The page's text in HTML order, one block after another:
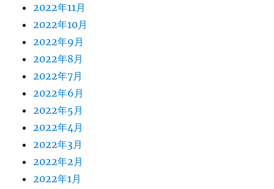
2022年11月
2022年10月
2022年9月
2022年8月
2022年7月
2022年6月
2022年5月
2022年4月
2022年3月
2022年2月
2022年1月